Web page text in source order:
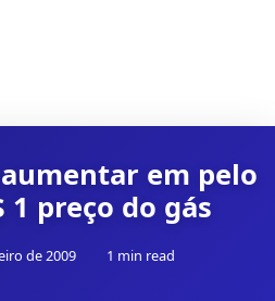
em pelo
1 preço do gás
de 2009 1 min read